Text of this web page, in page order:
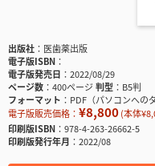
出版社
医歯薬出版
電子版ISBN
電子版発売日
2022/08/29
ページ数
400ページ判型
B5判
フォーマット
PDF（パソコンへの
電子版販売価格： ¥8,800(本体
印刷版ISBN
978-4-263-26662-5
印刷版発行年月
2022/08